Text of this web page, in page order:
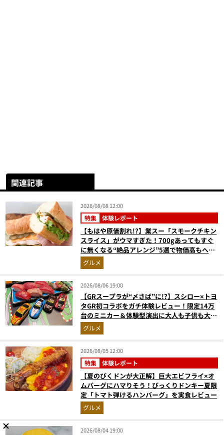
関連記事
2026/08/08 12:00
特集 体験レポート
【もはや原価割れ!?】業スー「スモークチキン
スライス」がウマすぎた！700gあってもすぐ
に無くなる“絶品アレンジ”5選で物価高もへっ
ちゃら
グルメ
2026/08/06 19:00
【GRスープラが“〆さば”に!?】スシロー×トヨ
タGR初コラボをガチ体験レビュー！限定14万
台のミニカー＆体験型演出に大人も子供も大興
奮間違いなし
グルメ
2026/08/05 12:00
特集 体験レポート
【夏のびくドンが大正解】巨大エビフライ×オ
ムバーグにハマりそう！びっくりドンキー夏限
定「トマト弾けるハンバーグ」を実食レビュー
グルメ
2026/08/04 19:00